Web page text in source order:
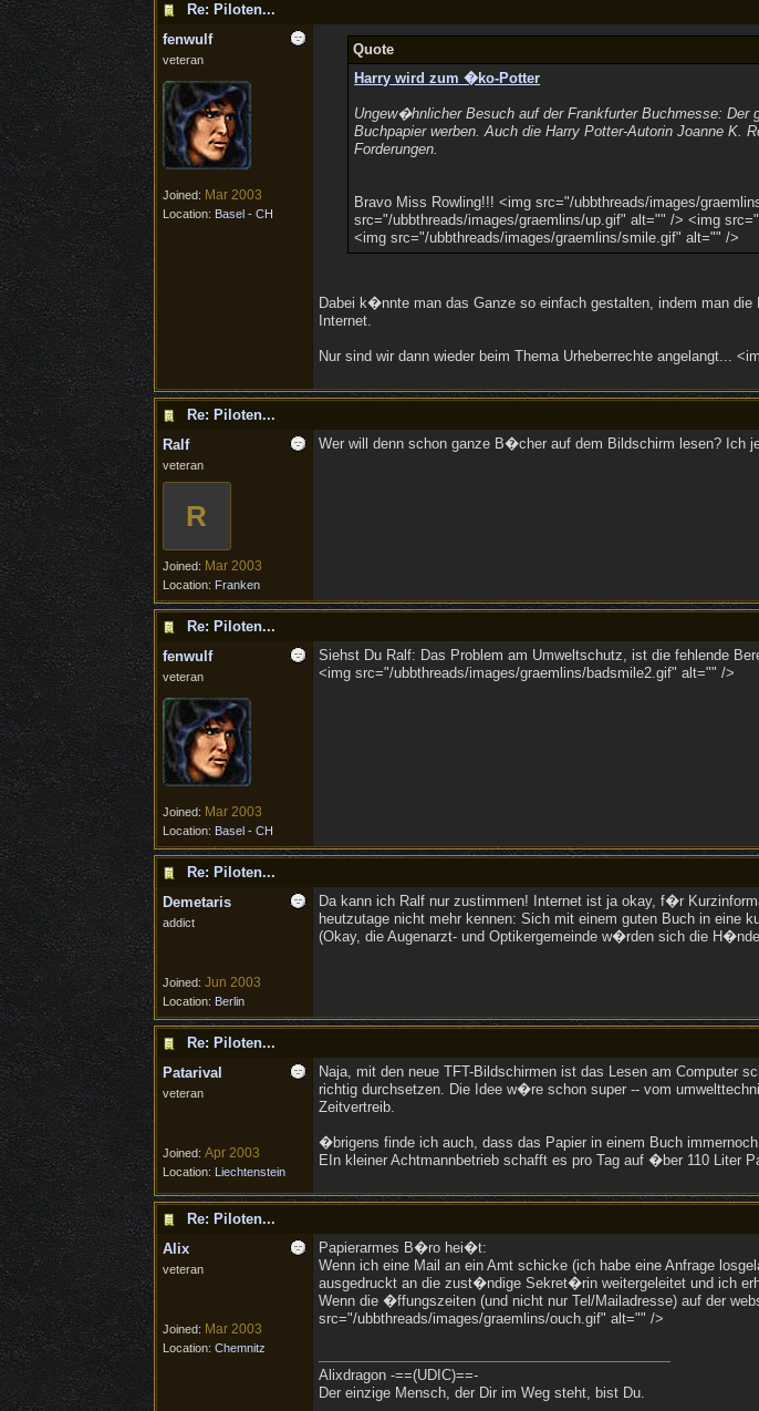
Re: Piloten...
fenwulf
veteran
Joined: Mar 2003
Location: Basel - CH
Quote
Harry wird zum �ko-Potter
Ungew�hnlicher Besuch auf der Frankfurter Buchmesse:
Buchpapier werben. Auch die Harry Potter-Autorin Joanne K.
Forderungen.
Bravo Miss Rowling!!! <img src="/ubbthreads/images/
src="/ubbthreads/images/graemlins/up.gif" alt="" /> <img
<img src="/ubbthreads/images/graemlins/smile.gif" alt="" />
Dabei k�nnte man das Ganze so einfach gestalten, indem man
Internet.
Nur sind wir dann wieder beim Thema Urheberrechte angelangt...
Re: Piloten...
Ralf
veteran
R
Joined: Mar 2003
Location: Franken
Wer will denn schon ganze B�cher auf dem Bildschirm lesen? Ich
Re: Piloten...
fenwulf
veteran
Joined: Mar 2003
Location: Basel - CH
Siehst Du Ralf: Das Problem am Umweltschutz, ist die fehlende
<img src="/ubbthreads/images/graemlins/badsmile2.gif" alt="" />
Re: Piloten...
Demetaris
addict
Joined: Jun 2003
Location: Berlin
Da kann ich Ralf nur zustimmen! Internet ist ja okay, f�r
heutzutage nicht mehr kennen: Sich mit einem guten Buch in eine
(Okay, die Augenarzt- und Optikergemeinde w�rden sich die
Re: Piloten...
Patarival
veteran
Joined: Apr 2003
Location: Liechtenstein
Naja, mit den neue TFT-Bildschirmen ist das Lesen am Computer
richtig durchsetzen. Die Idee w�re schon super -- vom
Zeitvertreib.
�brigens finde ich auch, dass das Papier in einem Buch
EIn kleiner Achtmannbetrieb schafft es pro Tag auf �ber 110 Liter
Re: Piloten...
Alix
veteran
Joined: Mar 2003
Location: Chemnitz
Papierarmes B�ro hei�t:
Wenn ich eine Mail an ein Amt schicke (ich habe eine Anfrage
ausgedruckt an die zust�ndige Sekret�rin weitergeleitet und ich
Wenn die �ffungszeiten (und nicht nur Tel/Mailadresse) auf der
src="/ubbthreads/images/graemlins/ouch.gif" alt="" />
Alixdragon -==(UDIC)==-
Der einzige Mensch, der Dir im Weg steht, bist Du.